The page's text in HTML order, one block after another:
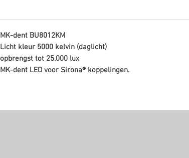
MK-dent BU8012KM
Licht kleur 5000 kelvin (daglicht)
opbrengst tot 25.000 lux
MK-dent LED voor Sirona® koppelingen.